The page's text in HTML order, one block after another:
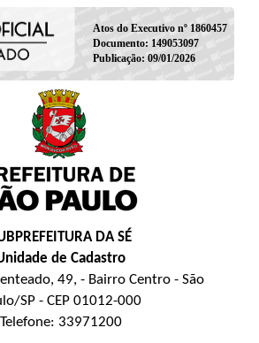
Atos do Executivo nº 1860457
Documento: 149053097
Publicação: 09/01/2026
DA SÉ
de Cadastro
49, - Bairro Centro - São
SP - CEP 01012-000
Telefone: 33971200